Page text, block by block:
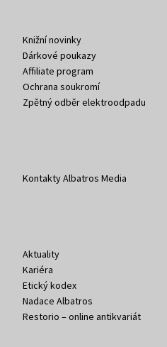
Knižní novinky
Dárkové poukazy
Affiliate program
Ochrana soukromí
Zpětný odběr elektroodpadu
Kontakty Albatros Media
Aktuality
Kariéra
Etický kodex
Nadace Albatros
Restorio – online antikvariát